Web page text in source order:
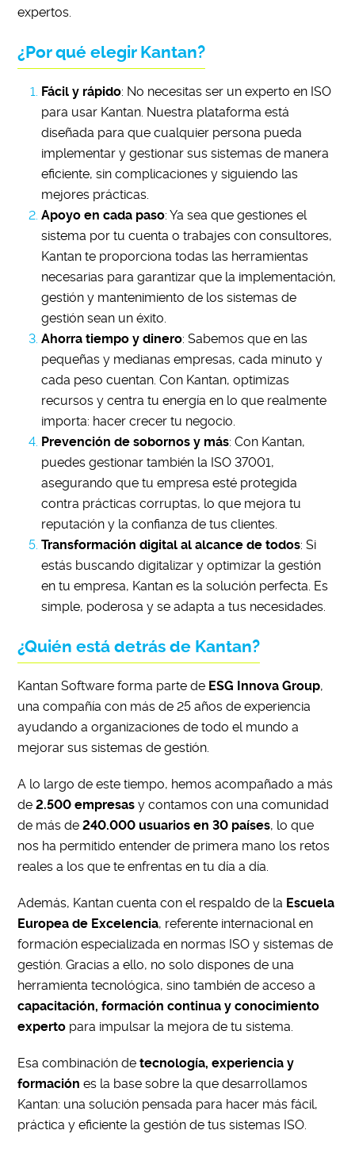
expertos.
¿Por qué elegir Kantan?
Fácil y rápido: No necesitas ser un experto en ISO
para usar Kantan. Nuestra plataforma está
diseñada para que cualquier persona pueda
implementar y gestionar sus sistemas de manera
eficiente, sin complicaciones y siguiendo las
mejores prácticas.
Apoyo en cada paso: Ya sea que gestiones el
sistema por tu cuenta o trabajes con consultores,
Kantan te proporciona todas las herramientas
necesarias para garantizar que la implementación,
gestión y mantenimiento de los sistemas de
gestión sean un éxito.
Ahorra tiempo y dinero: Sabemos que en las
pequeñas y medianas empresas, cada minuto y
cada peso cuentan. Con Kantan, optimizas
recursos y centra tu energía en lo que realmente
importa: hacer crecer tu negocio.
Prevención de sobornos y más: Con Kantan,
puedes gestionar también la ISO 37001,
asegurando que tu empresa esté protegida
contra prácticas corruptas, lo que mejora tu
reputación y la confianza de tus clientes.
Transformación digital al alcance de todos: Si
estás buscando digitalizar y optimizar la gestión
en tu empresa, Kantan es la solución perfecta. Es
simple, poderosa y se adapta a tus necesidades.
¿Quién está detrás de Kantan?
Kantan Software forma parte de ESG Innova Group,
una compañía con más de 25 años de experiencia
ayudando a organizaciones de todo el mundo a
mejorar sus sistemas de gestión.
A lo largo de este tiempo, hemos acompañado a más
de2.500 empresas y contamos con una comunidad
de más de240.000 usuarios en 30 países, lo que
nos ha permitido entender de primera mano los retos
reales a los que te enfrentas en tu día a día.
Además, Kantan cuenta con el respaldo de la Escuela
Europea de Excelencia, referente internacional en
formación especializada en normas ISO y sistemas de
gestión. Gracias a ello, no solo dispones de una
herramienta tecnológica, sino también de acceso a
capacitación, formación continua y conocimiento
experto para impulsar la mejora de tu sistema.
Esa combinación detecnología, experiencia y
formación es la base sobre la que desarrollamos
Kantan: una solución pensada para hacer más fácil,
práctica y eficiente la gestión de tus sistemas ISO.